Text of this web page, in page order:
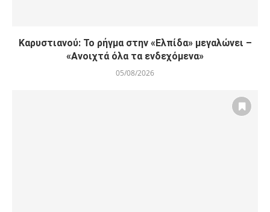
Καρυστιανού: Το ρήγμα στην «Ελπίδα» μεγαλώνει –
«Ανοιχτά όλα τα ενδεχόμενα»
05/08/2026